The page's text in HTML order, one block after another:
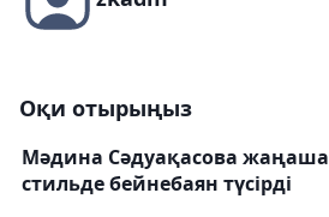
Оқи отырыңыз
Мәдина Сәдуақасова жаңаша
стильде бейнебаян түсірді